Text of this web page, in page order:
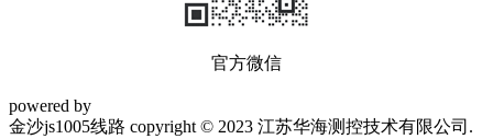
官方微信
powered by
金沙js1005线路 copyright © 2023 江苏华海测控技术有限公司.